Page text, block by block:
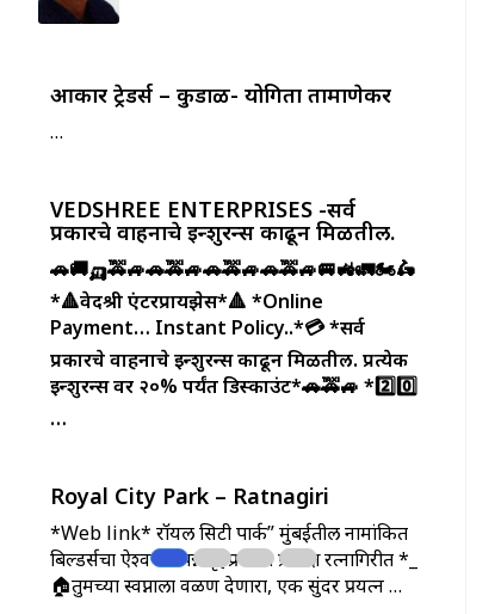
ओंकार ट्रेडर्स – कुडाळ- योगिता तामाणेकर
…
VEDSHREE ENTERPRISES -सर्व
प्रकारचे वाहनाचे इन्शुरन्स काढून मिळतील.
🚗🚚🛺🚕🚙🚗🚕🚙🚗🚕🚙🚗🚕🚙🚐🚜🚛🏍️🛵
*🔺वेदश्री एंटरप्रायझेस*🔺 *Online
Payment… Instant Policy..*💳*सर्व
प्रकारचे वाहनाचे इन्शुरन्स काढून मिळतील. प्रत्येक
इन्शुरन्स वर २०% पर्यंत डिस्काउंट*🚗🚕🚙 *2️⃣0️⃣
…
Royal City Park – Ratnagiri
*Web link* रॉयल सिटी पार्क” मुंबईतील नामांकित
बिल्डर्सचा ऐश्वर्य संपन्न गृहप्रकल्प प्रत्यक्ष रत्नागिरीत*_
🏠तुमच्या स्वप्नाला वळण देणारा, एक सुंदर प्रयत्न …